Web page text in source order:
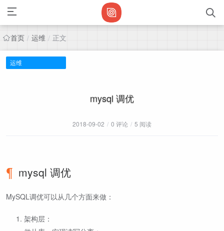
首页 / 运维 / 正文
运维
mysql 调优
2018-09-02 / 0 评论 / 5 阅读
mysql 调优
MySQL调优可以从几个方面来做：
架构层：